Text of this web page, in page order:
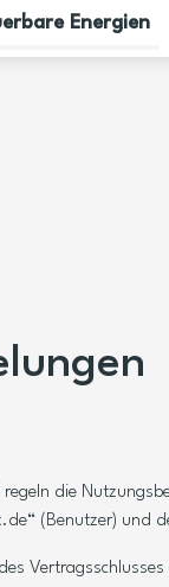
Energien
regeln die
(Benutzer) und